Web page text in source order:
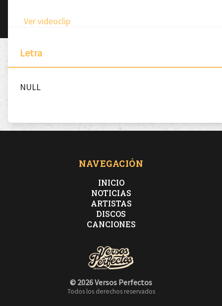
Ver videoclip
Letra
NULL
NAVEGACIÓN
INICIO
NOTICIAS
ARTISTAS
DISCOS
CANCIONES
© 2026 Versos Perfectos
Todos los derechos reservados